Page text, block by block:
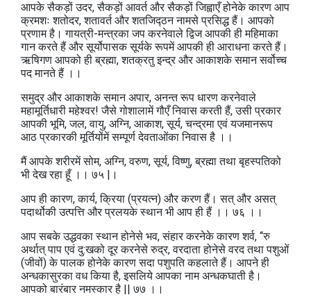
आपके सैकड़ों उदर, सैकड़ों आवर्त और सैकड़ों जिह्वाएँ होनेके कारण आप
क्रमशः शतोदर, शतावर्त और शतजिद्ठन नामसे प्रसिद्ध हैं। आपको
प्रणाम है। गायत्री-मन्त्रका जप करनेवाले द्विज आपकी ही महिमाका
गान करते हैं और सूर्योपासक सूर्यके रूपमें आपकी ही आराधना करते हैं।
ऋषिगण आपको ही ब्रह्मा, शतक्रतु इन्द्र और आकाशके समान सर्वोच्च
पद मानते हैं ।।
समुद्र और आकाशके समान अपार, अनन्त रूप धारण करनेवाले
महामूर्तिधारी महेश्वर! जैसे गोशालामें गौएँ निवास करती हैं, उसी प्रकार
आपकी भूमि, जल, वायु, अग्नि, आकाश, सूर्य, चन्द्रमा एवं यजमानरूप
आठ प्रकारकी मूर्तियोंमें सम्पूर्ण देवताओंका निवास है ।।
मैं आपके शरीरमें सोम, अग्नि, वरुण, सूर्य, विष्णु, ब्रह्मा तथा बृहस्पतिको
भी देख रहा हूँ ।। ७५ |।
आप ही कारण, कार्य, क्रिया (प्रयत्न) और करण हैं। सत्‌ और असत्‌
पदार्थोकी उत्पत्ति और प्रलयके स्थान भी आप ही हैं ।। ७६ ।।
आप सबके उद्धवका स्थान होनेसे भव, संहार करनेके कारण शर्व, “रु
अर्थात्‌ पाप एवं दु:खको दूर करनेसे रुद्र, वरदाता होनेसे वरद तथा पशुओं
(जीवों) के पालक होनेके कारण सदा पशुपति कहलाते हैं। आपने ही
अन्धकासुरका वध किया है, इसलिये आपका नाम अन्धकघाती है।
आपको बारंबार नमस्कार है || ७७ ।।